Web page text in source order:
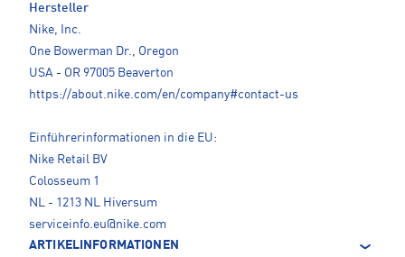
Hersteller
Nike, Inc.
One Bowerman Dr., Oregon
USA - OR 97005 Beaverton
https://about.nike.com/en/company#contact-us
Einführerinformationen in die EU:
Nike Retail BV
Colosseum 1
NL - 1213 NL Hiversum
serviceinfo.eu@nike.com
ARTIKELINFORMATIONEN